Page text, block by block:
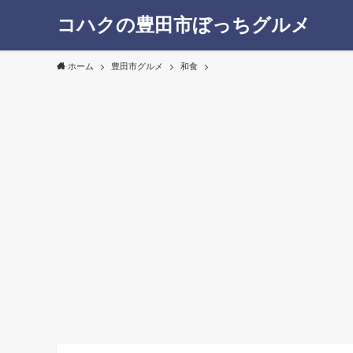
コハクの豊田市ぼっちグルメ
ホーム 豊田市グルメ 和食